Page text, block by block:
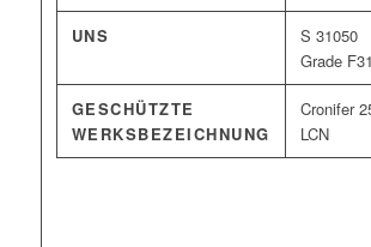
UNS
S 31050
Grade
GESCHÜTZTE
WERKSBEZEICHNUNG
Cronifer
LCN